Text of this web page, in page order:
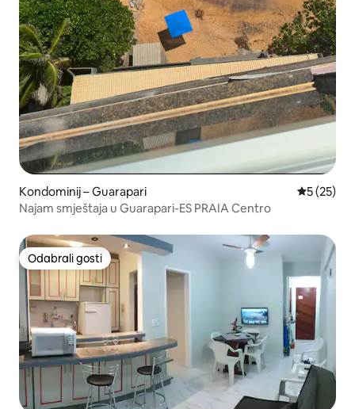
Kondominij – Guarapari Prosječna
5 (25)
Najam smještaja u Guarapari-ES PRAIA Centro
Odabrali gosti
Odabrali gosti